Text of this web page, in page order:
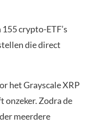
crypto-ETF’s
die direct
het Grayscale XRP
onzeker. Zodra de
meerdere